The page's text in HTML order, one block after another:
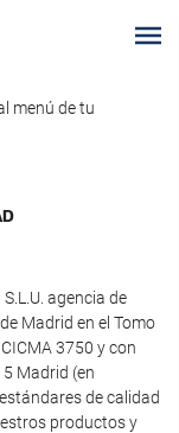
menú de tu
S.L.U. agencia de
Madrid en el Tomo
3750 y con
Madrid (en
de calidad
productos y